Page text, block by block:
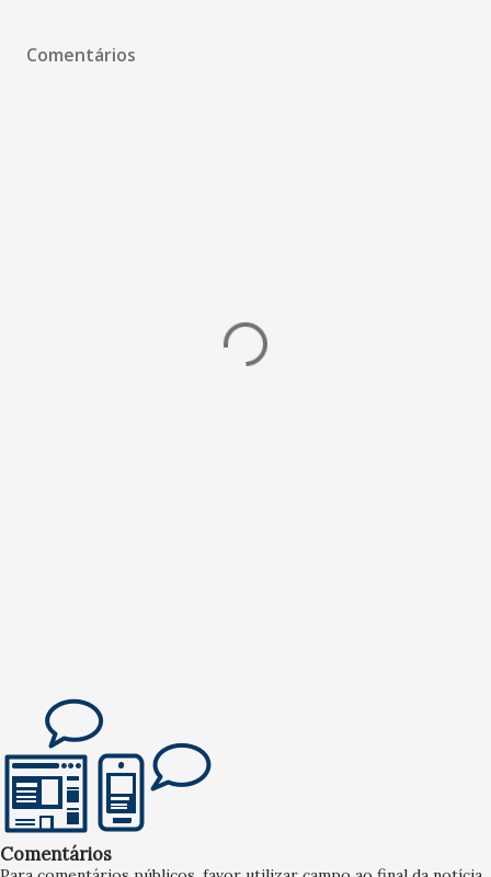
Comentários
Comentários